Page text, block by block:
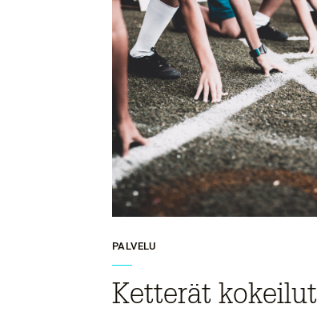
PALVELU
Ketterät kokeilut